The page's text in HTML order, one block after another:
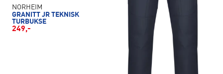
NORHEIM
GRANITT JR TEKNISK
TURBUKSE
249,-